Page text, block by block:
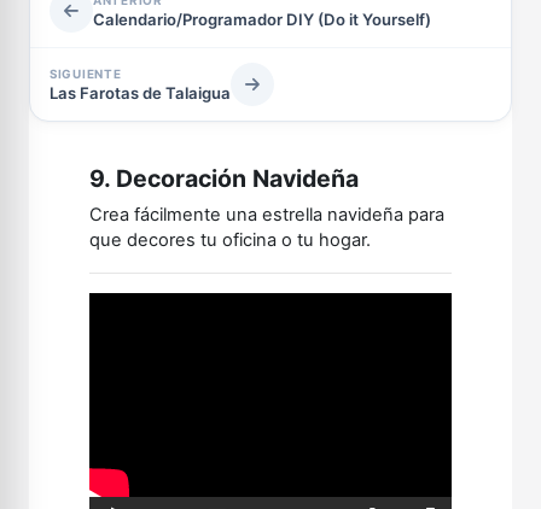
Calendario/Programador DIY (Do it Yourself)
SIGUIENTE
Las Farotas de Talaigua
9. Decoración Navideña
Crea fácilmente una estrella navideña para
que decores tu oficina o tu hogar.